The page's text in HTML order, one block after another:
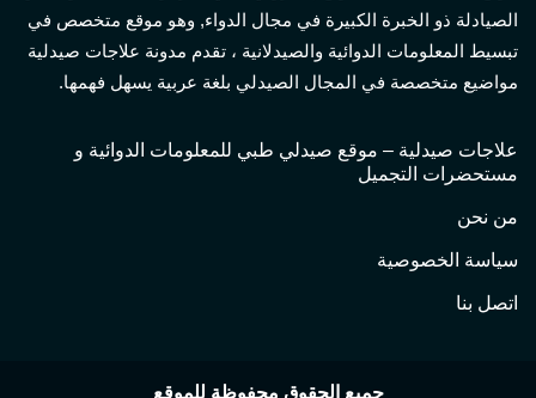
الصيادلة ذو الخبرة الكبيرة في مجال الدواء, وهو موقع متخصص في
تبسيط المعلومات الدوائية والصيدلانية ، تقدم مدونة علاجات صيدلية
مواضيع متخصصة في المجال الصيدلي بلغة عربية يسهل فهمها.
علاجات صيدلية – موقع صيدلي طبي للمعلومات الدوائية و
مستحضرات التجميل
من نحن
سياسة الخصوصية
اتصل بنا
جميع الحقوق محفوظة للموقع